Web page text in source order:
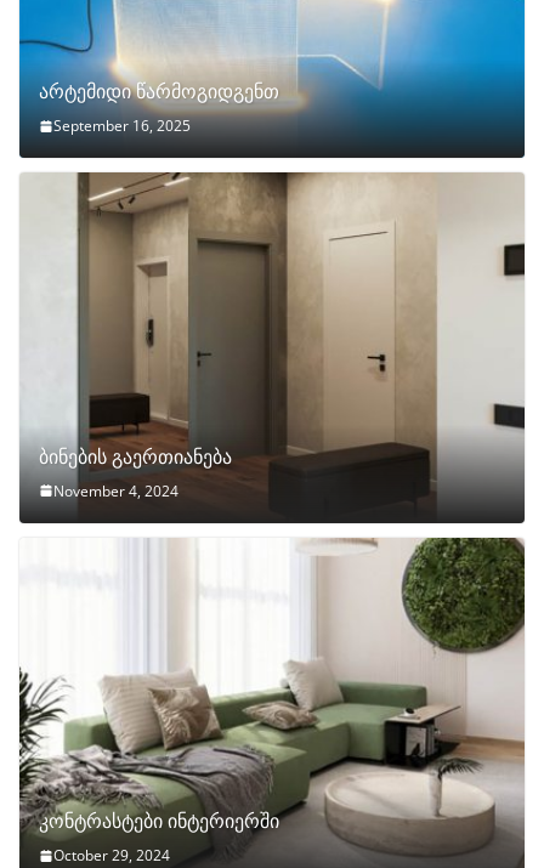
არტემიდი წარმოგიდგენთ
September 16, 2025
ბინების გაერთიანება
November 4, 2024
კონტრასტები ინტერიერში
October 29, 2024